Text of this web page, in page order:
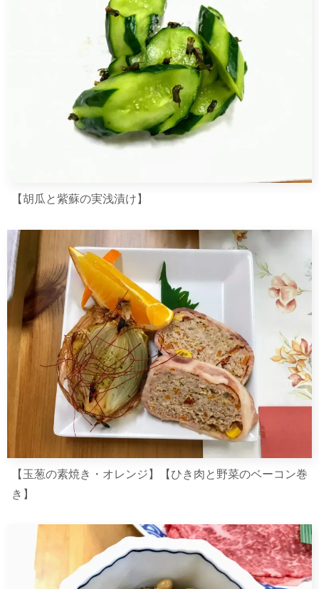
【胡瓜と紫蘇の実浅漬け】
【玉葱の素焼き・オレンジ】【ひき肉と野菜のベーコン巻
き】